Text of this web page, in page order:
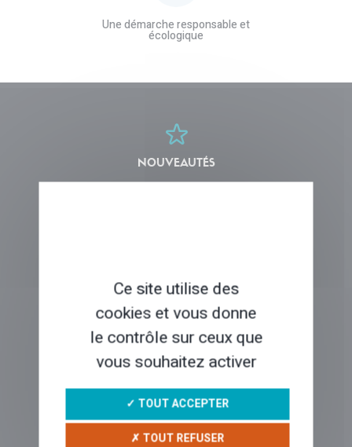
Une démarche responsable et
écologique
NOUVEAUTÉS
QUI SOMMES-NOUS ?
Ce site utilise des
cookies et vous donne
le contrôle sur ceux que
vous souhaitez activer
✓ TOUT ACCEPTER
✗ TOUT REFUSER